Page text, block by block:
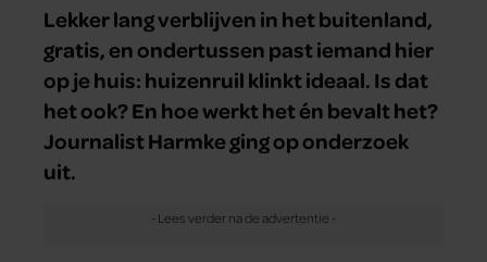
Lekker lang verblijven in het buitenland,
gratis, en ondertussen past iemand hier
op je huis: huizenruil klinkt ideaal. Is dat
het ook? En hoe werkt het én bevalt het?
Journalist Harmke ging op onderzoek
uit.